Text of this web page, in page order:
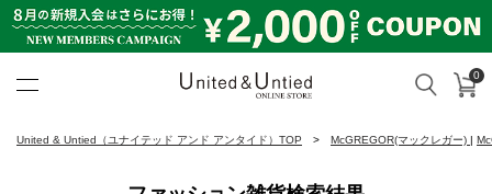
検索 カ
0
United & Untied（ユナイテッド アンド アンタイド）TOP McGREGOR(マックレガー) |